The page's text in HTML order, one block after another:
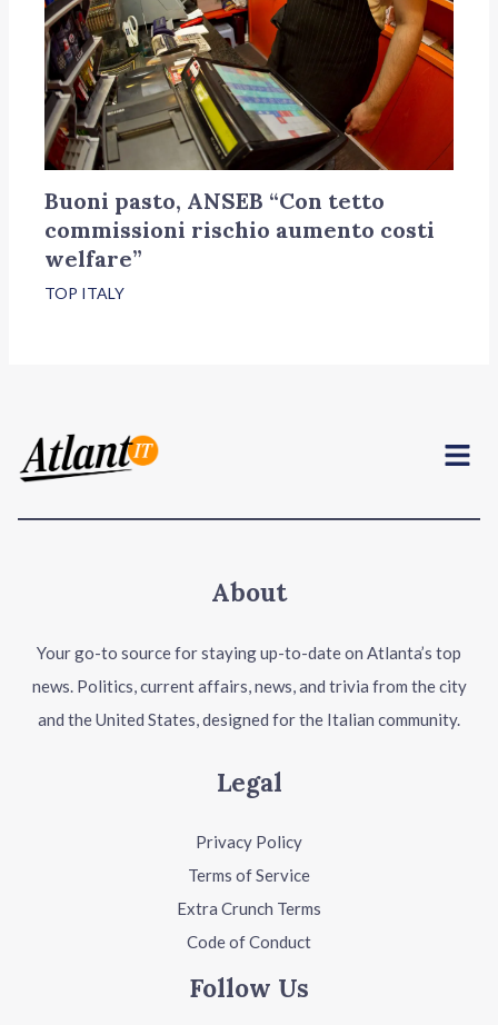
Buoni pasto, ANSEB “Con tetto
commissioni rischio aumento costi
welfare”
TOP ITALY
Menu
About
Your go-to source for staying up-to-date on Atlanta’s top
news. Politics, current affairs, news, and trivia from the city
and the United States, designed for the Italian community.
Legal
Privacy Policy
Terms of Service
Extra Crunch Terms
Code of Conduct
Follow Us